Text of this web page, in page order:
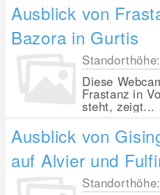
Ausblick von
Bazora in Gurtis
Standorthöhe:
Diese
Frastanz in
steht, zeigt...
Ausblick von
auf Alvier und
Standorthöhe: